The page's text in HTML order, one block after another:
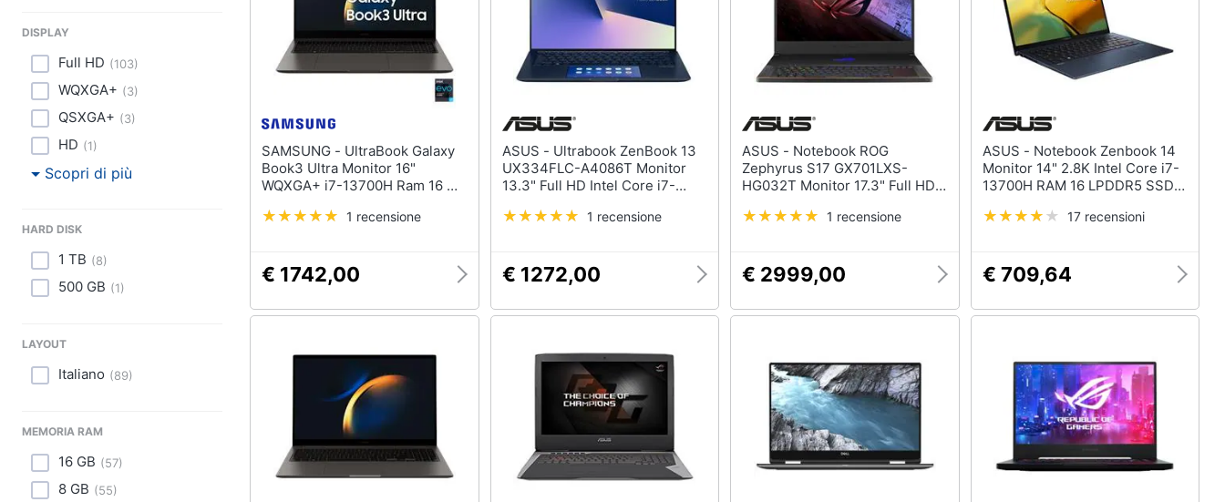
DISPLAY
Full HD (103)
WQXGA+ (3)
QSXGA+ (3)
HD (1)
Scopri di più
HARD DISK
1 TB (8)
500 GB (1)
LAYOUT
Italiano (89)
MEMORIA RAM
16 GB (57)
8 GB (55)
SAMSUNG - UltraBook Galaxy
Book3 Ultra Monitor 16"
WQXGA+ i7-13700H Ram 16 GB
6GB 2xUSB 3.2 Windows 10
1 recensione
€ 1742,00
ASUS - Ultrabook ZenBook 13
UX334FLC-A4086T Monitor
13.3" Full HD Intel Core i7-
Nvidia GeForce MX250 2GB
1 recensione
€ 1272,00
ASUS - Notebook ROG
Zephyrus S17 GX701LXS-
HG032T Monitor 17.3" Full HD
GB SSD 1 TB NVIDIA GeForce
Home
1 recensione
€ 2999,00
ASUS - Notebook Zenbook 14
Monitor 14" 2.8K Intel Core i7-
13700H RAM 16 LPDDR5 SSD
Windows 11 Home17 recensioni
€ 709,64